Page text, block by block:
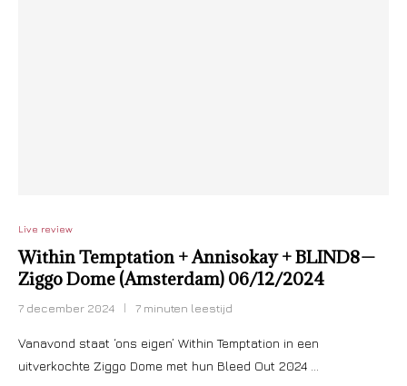
Live review
Within Temptation + Annisokay + BLIND8 —
Ziggo Dome (Amsterdam) 06/12/2024
7 december 2024 7 minuten leestijd
Vanavond staat ‘ons eigen’ Within Temptation in een
uitverkochte Ziggo Dome met hun Bleed Out 2024 …